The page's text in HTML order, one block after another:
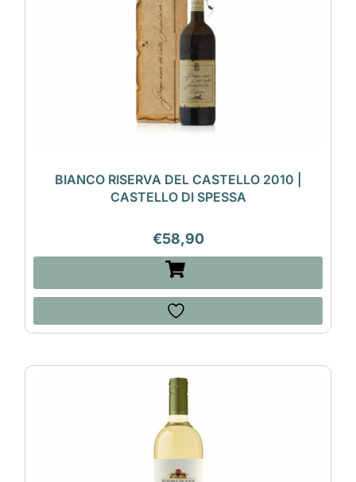
BIANCO RISERVA DEL CASTELLO 2010 |
CASTELLO DI SPESSA
€58,90